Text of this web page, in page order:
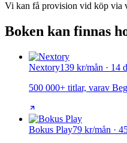
Vi kan få provision vid köp via
Boken kan finnas
Nextory139 kr/mån · 14
500 000+ titlar, varav
Bokus Play79 kr/mån ·